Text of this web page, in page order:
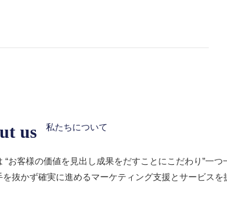
us 私たちについて
“お客様の価値を見出し成果をだすことにこだわり”一つ
を抜かず確実に進めるマーケティング支援とサービスを